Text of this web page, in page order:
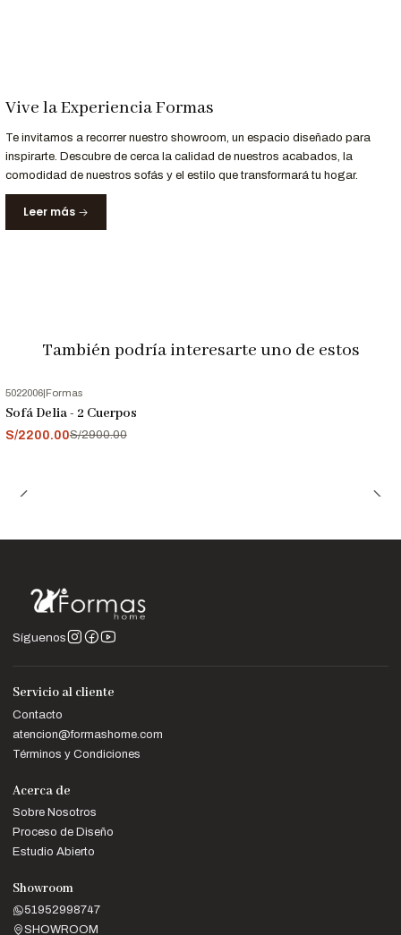
Garantizada
Garantía
acabados.
Nota Importante
Las imágenes son referenciales. Los colores pueden variar
Vive la Experiencia Formas
Te invitamos a recorrer nuestro showroom, un espacio diseñado para
inspirarte. Descubre de cerca la calidad de nuestros acabados, la
comodidad de nuestros sofás y el estilo que transformará tu hogar.
Leer más
También podría interesarte uno de estos
OFF
5022006|Formas
Sofá Delia - 2 Cuerpos
S/2200.00S/2900.00
Síguenos
Servicio al cliente
Contacto
atencion@formashome.com
Términos y Condiciones
Acerca de
Sobre Nosotros
Proceso de Diseño
Estudio Abierto
Showroom
51952998747
SHOWROOM